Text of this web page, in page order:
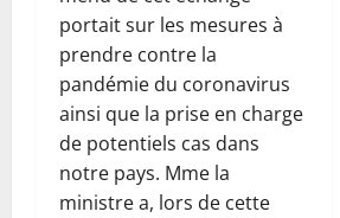
portait sur les mesures à
prendre contre la
pandémie du coronavirus
ainsi que la prise en charge
de potentiels cas dans
notre pays. Mme la
ministre a, lors de cette